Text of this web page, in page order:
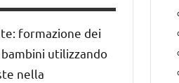
formazione dei
utilizzando
nella